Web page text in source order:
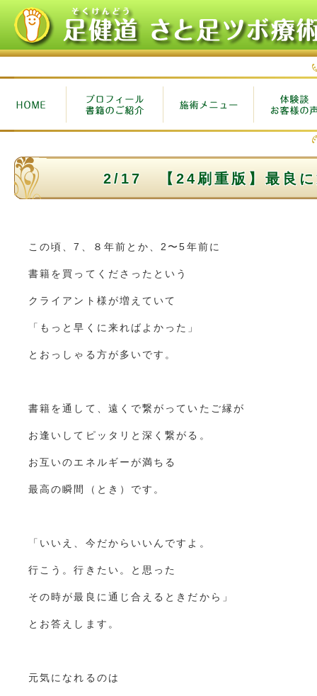
2/17 【24刷重版】最良に
この頃、7、８年前とか、2〜5年前に
書籍を買ってくださったという
クライアント様が増えていて
「もっと早くに来ればよかった」
とおっしゃる方が多いです。
書籍を通して、遠くで繋がっていたご縁が
お逢いしてピッタリと深く繋がる。
お互いのエネルギーが満ちる
最高の瞬間（とき）です。
「いいえ、今だからいいんですよ。
行こう。行きたい。と思った
その時が最良に通じ合えるときだから」
とお答えします。
元気になれるのは